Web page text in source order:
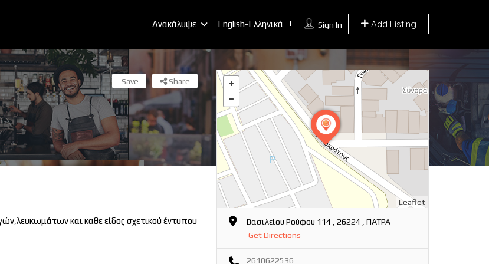
Sign In Add Listing
Ανακάλυψε English-Ελληνικά
Share
Save
και καθε είδος σχετικού έντυπου
Leaflet
Βασιλείου Ρούφου 114 , 26224 , ΠΑΤΡΑ
Get Directions
2610622536